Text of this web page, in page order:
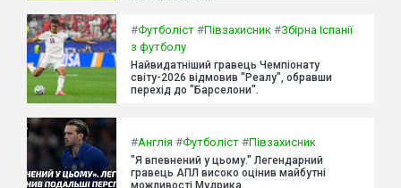
#Футболіст #Півзахисник #Збірна Іспанії
з футболу
Найвидатніший гравець Чемпіонату
світу-2026 відмовив "Реалу", обравши
перехід до "Барселони".
#Англія #Футболіст #Півзахисник
"Я впевнений у цьому." Легендарний
гравець АПЛ високо оцінив майбутні
можливості Мудрика.